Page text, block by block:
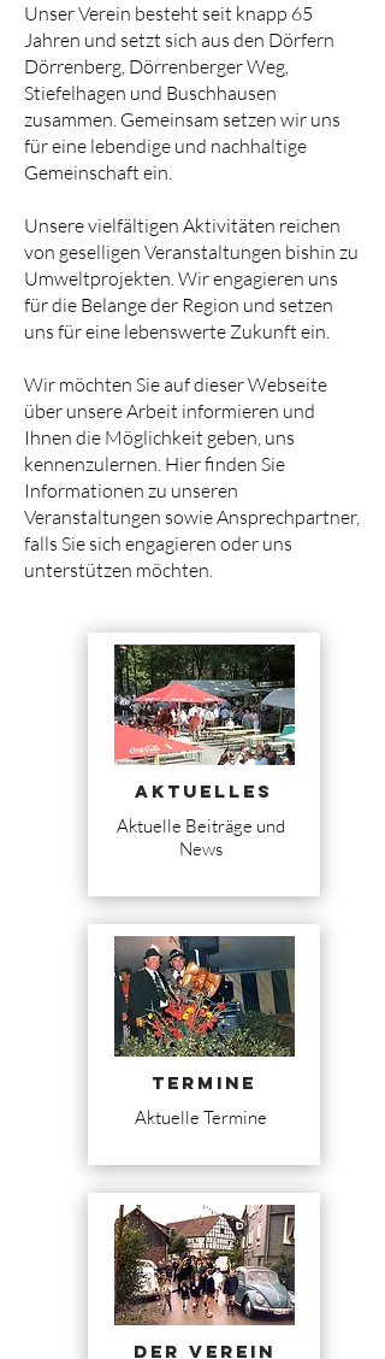
Unser Verein besteht seit knapp 65
Jahren und setzt sich aus den Dörfern
Dörrenberg, Dörrenberger Weg,
Stiefelhagen und Buschhausen
zusammen. Gemeinsam setzen wir uns
für eine lebendige und nachhaltige
Gemeinschaft ein.
Unsere vielfältigen Aktivitäten reichen
von geselligen Veranstaltungen bishin zu
Umweltprojekten. Wir engagieren uns
für die Belange der Region und setzen
uns für eine lebenswerte Zukunft ein.
Wir möchten Sie auf dieser Webseite
über unsere Arbeit informieren und
Ihnen die Möglichkeit geben, uns
kennenzulernen. Hier finden Sie
Informationen zu unseren
Veranstaltungen sowie Ansprechpartner,
falls Sie sich engagieren oder uns
unterstützen möchten.
Aktuelles
Aktuelle Beiträge und
News
Termine
Aktuelle Termine
Der Verein